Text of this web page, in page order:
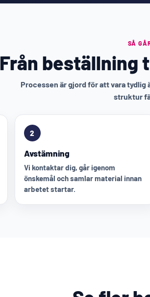
SÅ
Från beställning
Processen är gjord för att vara
struktur
2
Avstämning
Vi kontaktar dig, går igenom
önskemål och samlar material innan
arbetet startar.